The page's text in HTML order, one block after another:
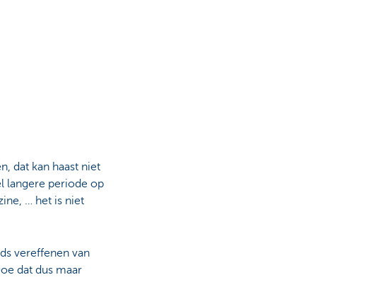
dat kan haast niet
langere periode op
… het is niet
vereffenen van
dat dus maar